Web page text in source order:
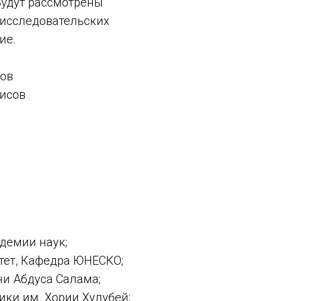
наук;
Кафедра ЮНЕСКО;
Абдуса Салама;
им. Хории Хулубей;